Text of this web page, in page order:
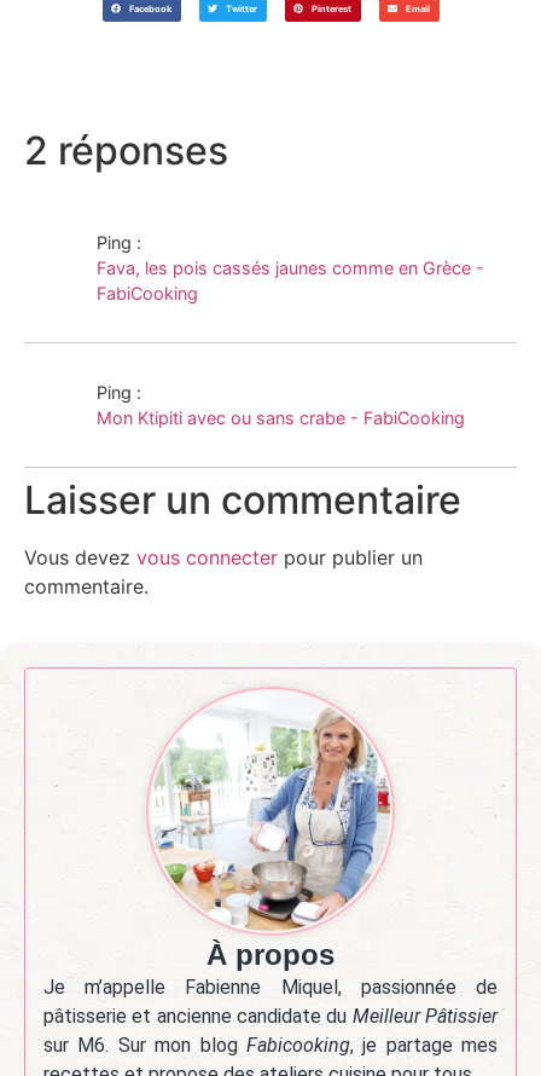
Facebook Twitter Pinterest Email
2 réponses
Ping :
Fava, les pois cassés jaunes comme en Grèce -
FabiCooking
Ping :
Mon Ktipiti avec ou sans crabe - FabiCooking
Laisser un commentaire
Vous devez vous connecter pour publier un
commentaire.
À propos
Je m’appelle Fabienne Miquel, passionnée de
pâtisserie et ancienne candidate du Meilleur Pâtissier
sur M6. Sur mon blog Fabicooking, je partage mes